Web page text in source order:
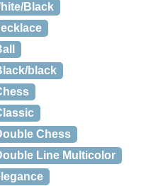
Black
black
Chess
Line Multicolor